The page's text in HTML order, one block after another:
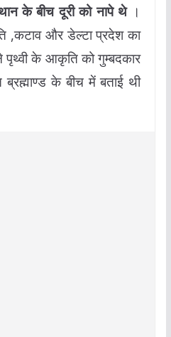
के बीच दूरी को नापे थे।
,कटाव और डेल्टा प्रदेश का
पृथ्वी के आकृति को गुम्बदकार
के बीच में बताई थी